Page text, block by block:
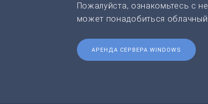
Пожалуйста, ознакомьтесь с
может понадобиться облачный
АРЕНДА СЕРВЕРА WINDOWS